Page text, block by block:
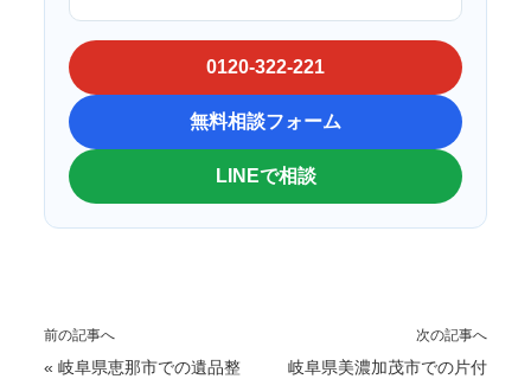
0120-322-221
無料相談フォーム
LINEで相談
前の記事へ
« 岐阜県恵那市での遺品整
次の記事へ
岐阜県美濃加茂市での片付